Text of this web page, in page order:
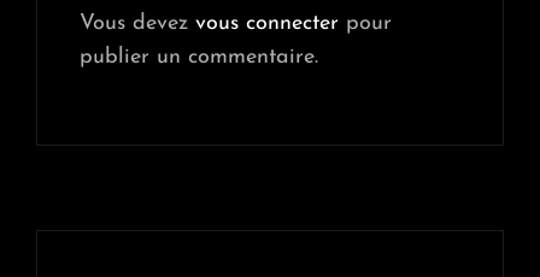
Vous devez vous connecter pour
publier un commentaire.